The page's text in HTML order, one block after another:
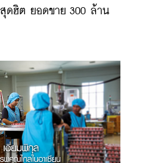
ดฮิต ยอดขาย 300 ล้าน